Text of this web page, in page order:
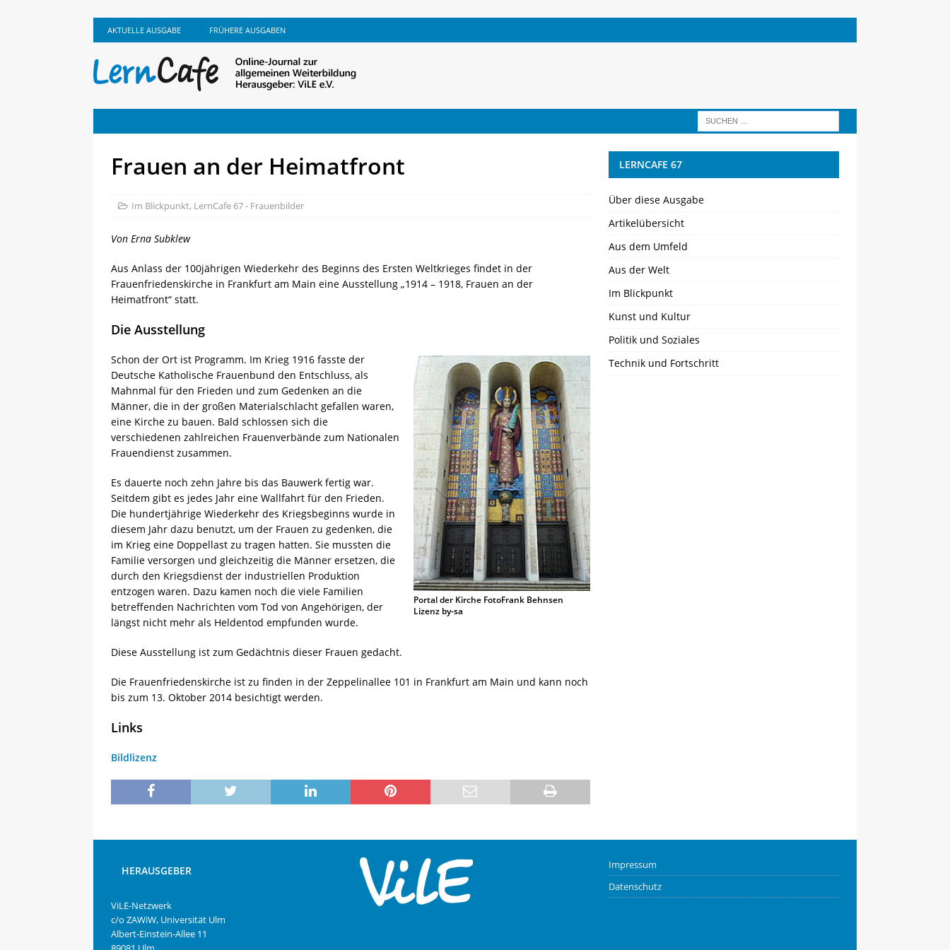
AKTUELLE AUSGABE FRÜHERE AUSGABEN
Frauen an der Heimatfront
Im Blickpunkt, LernCafe 67 - Frauenbilder
Von Erna Subklew
Aus Anlass der 100jährigen Wiederkehr des Beginns des Ersten Weltkrieges findet in der
Frauenfriedenskirche in Frankfurt am Main eine Ausstellung „1914 – 1918, Frauen an der
Heimatfront“ statt.
Die Ausstellung
Portal der Kirche FotoFrank Behnsen
Lizenz by-sa
Schon der Ort ist Programm. Im Krieg 1916 fasste der
Deutsche Katholische Frauenbund den Entschluss, als
Mahnmal für den Frieden und zum Gedenken an die
Männer, die in der großen Materialschlacht gefallen waren,
eine Kirche zu bauen. Bald schlossen sich die
verschiedenen zahlreichen Frauenverbände zum Nationalen
Frauendienst zusammen.
Es dauerte noch zehn Jahre bis das Bauwerk fertig war.
Seitdem gibt es jedes Jahr eine Wallfahrt für den Frieden.
Die hundertjährige Wiederkehr des Kriegsbeginns wurde in
diesem Jahr dazu benutzt, um der Frauen zu gedenken, die
im Krieg eine Doppellast zu tragen hatten. Sie mussten die
Familie versorgen und gleichzeitig die Männer ersetzen, die
durch den Kriegsdienst der industriellen Produktion
entzogen waren. Dazu kamen noch die viele Familien
betreffenden Nachrichten vom Tod von Angehörigen, der
längst nicht mehr als Heldentod empfunden wurde.
Diese Ausstellung ist zum Gedächtnis dieser Frauen gedacht.
Die Frauenfriedenskirche ist zu finden in der Zeppelinallee 101 in Frankfurt am Main und kann noch
bis zum 13. Oktober 2014 besichtigt werden.
Links
Bildlizenz
LERNCAFE 67
Über diese Ausgabe
Artikelübersicht
Aus dem Umfeld
Aus der Welt
Im Blickpunkt
Kunst und Kultur
Politik und Soziales
Technik und Fortschritt
HERAUSGEBER
ViLE-Netzwerk
c/o ZAWiW, Universität Ulm
Albert-Einstein-Allee 11
Impressum
Datenschutz